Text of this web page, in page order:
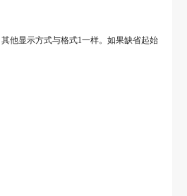
他显示方式与格式1一样。如果缺省起始